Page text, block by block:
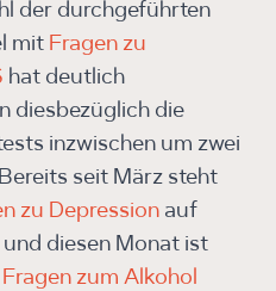
der durchgeführten
mit Fragen zu
hat deutlich
diesbezüglich die
inzwischen um zwei
seit März steht
zu Depression auf
diesen Monat ist
Fragen zum Alkohol